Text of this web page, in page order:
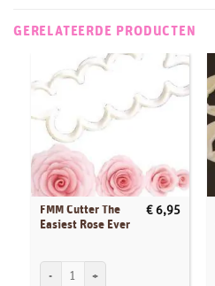
GERELATEERDE PRODUCTEN
FMM Cutter The
Easiest Rose Ever
€ 6,95
FMM Cutter The Easiest Rose Ever aantal